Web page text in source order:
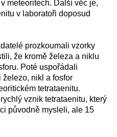
meteoritech. Další věc je,
v laboratoři doposud
prozkoumali vzorky
že kromě železa a niklu
Poté uspořádali
železo, nikl a fosfor
tetrataenitu.
vznik tetrataenitu, který
původně mysleli, ale 15